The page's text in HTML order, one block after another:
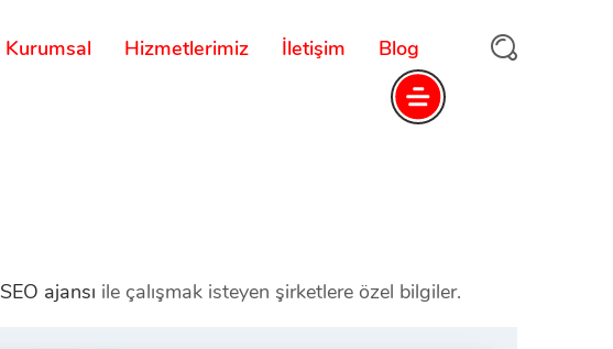
Kurumsal Hizmetlerimiz İletişim Blog
SEO ajansı ile çalışmak isteyen şirketlere özel bilgiler.